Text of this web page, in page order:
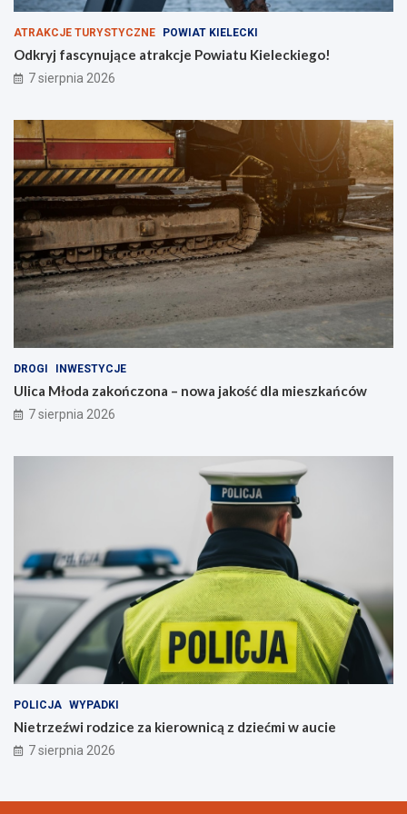
e
s
z
k
a
ó
e
g
o
!
ATRAKCJE TURYSTYCZNE POWIAT KIELECKI
Odkryj fascynujące atrakcje Powiatu Kieleckiego!
7 sierpnia 2026
DROGI INWESTYCJE
Ulica Młoda zakończona – nowa jakość dla mieszkańców
7 sierpnia 2026
POLICJA WYPADKI
Nietrzeźwi rodzice za kierownicą z dziećmi w aucie
7 sierpnia 2026